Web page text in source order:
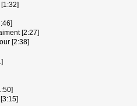
[2:27]
[2:38]